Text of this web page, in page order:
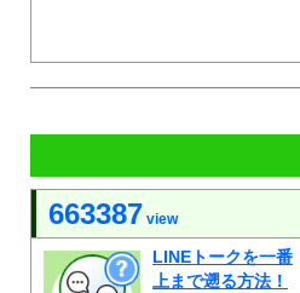
663387 view
LINEトークを一番
上まで遡る方法！